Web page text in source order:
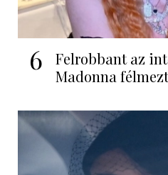
6
Felrobbant az
Madonna